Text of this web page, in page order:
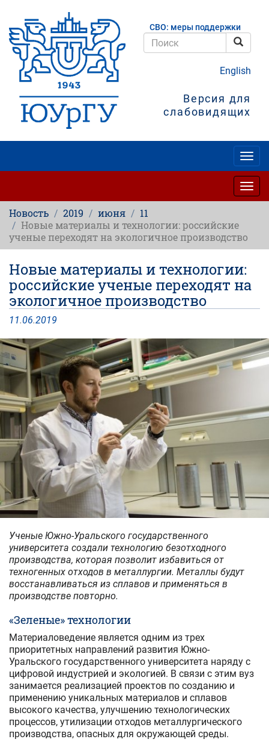
основному
содержанию
СВО: меры поддержки
English
Версия для
слабовидящих
Новость 2019 июня
11
Новые материалы и технологии: российские
ученые переходят на экологичное производство
Новые материалы и технологии:
российские ученые переходят на
экологичное производство
11.06.2019
Ученые Южно-Уральского государственного
университета создали технологию безотходного
производства, которая позволит избавиться от
техногенных отходов в металлургии. Металлы будут
восстанавливаться из сплавов и применяться в
производстве повторно.
«Зеленые» технологии
Материаловедение является одним из трех
приоритетных направлений развития Южно-
Уральского государственного университета наряду с
цифровой индустрией и экологией. В связи с этим вуз
занимается реализацией проектов по созданию и
применению уникальных материалов и сплавов
высокого качества, улучшению технологических
процессов, утилизации отходов металлургического
производства, опасных для окружающей среды.